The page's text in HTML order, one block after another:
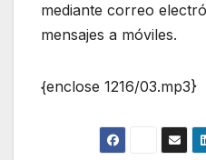
mediante correo
mensajes a móviles.
{enclose 1216/03.mp3}